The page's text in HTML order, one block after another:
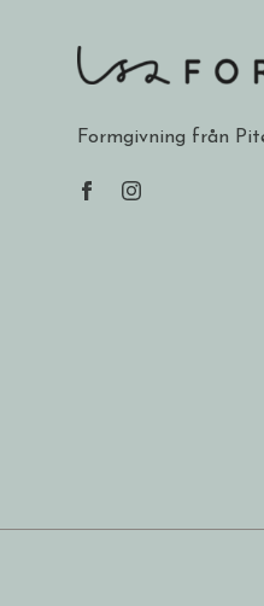
Formgivning från